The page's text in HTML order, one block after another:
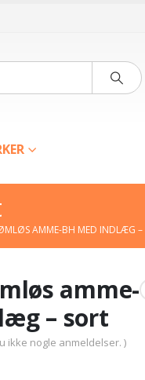
AMME-BH MED INDLÆG –
amme-
– sort
ikke nogle anmeldelser. )